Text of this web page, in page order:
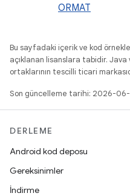
ORMAT
Bu sayfadaki içerik ve kod
açıklanan lisanslara tabidir.
ortaklarının tescilli ticari
Son güncelleme tarihi: 2026-06-
DERLEME
Android kod deposu
Gereksinimler
İndirme